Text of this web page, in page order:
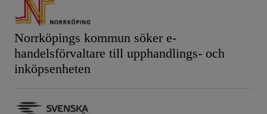
Norrköpings kommun söker e-
handelsförvaltare till upphandlings- och
inköpsenheten